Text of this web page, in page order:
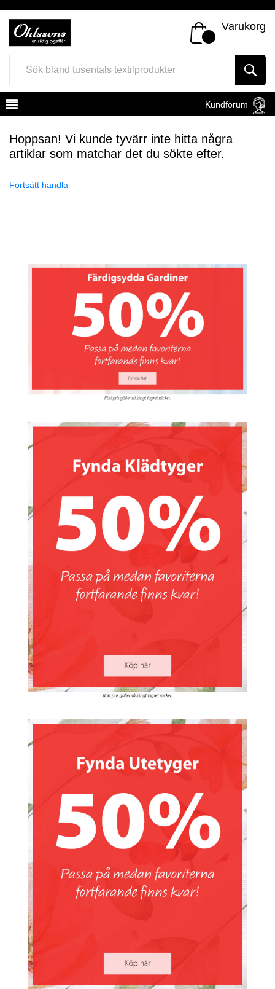
Varukorg
Kundforum
Hoppsan! Vi kunde tyvärr inte hitta några
artiklar som matchar det du sökte efter.
Fortsätt handla